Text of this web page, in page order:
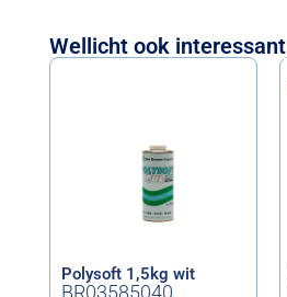
Wellicht ook interessant
Polysoft 1,5kg wit
BR03585040